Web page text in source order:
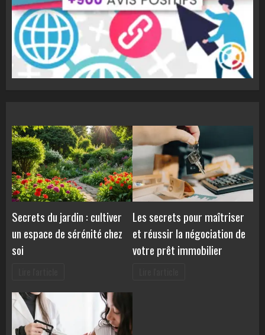
Secrets du jardin : cultiver
un espace de sérénité chez
soi
Les secrets pour maîtriser
et réussir la négociation de
votre prêt immobilier